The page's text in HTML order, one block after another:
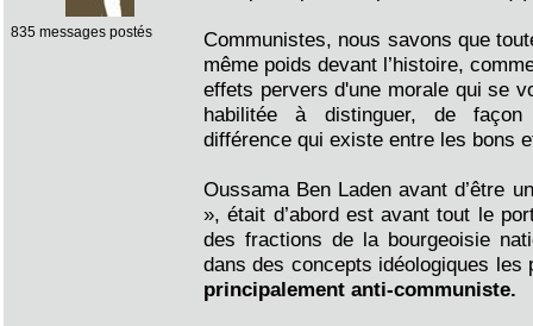
835 messages postés
Communistes, nous savons que
même poids devant l’histoire,
effets pervers d'une morale qui se
habilitée à distinguer, de
différence qui existe entre les bons
Oussama Ben Laden avant d’être
», était d’abord est avant tout le
des fractions de la bourgeoisie
dans des concepts idéologiques
principalement anti-communiste.